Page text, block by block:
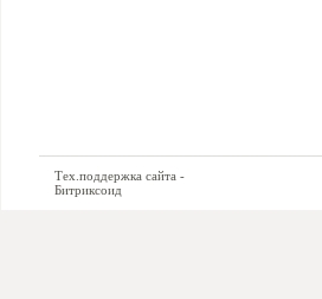
Тех.поддержка сайта -
Битриксоид